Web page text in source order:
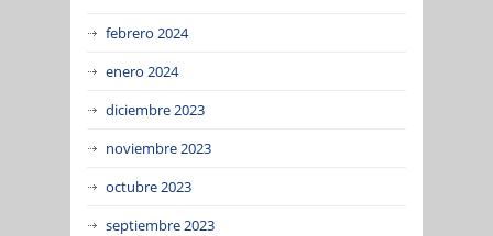
febrero 2024
enero 2024
diciembre 2023
noviembre 2023
octubre 2023
septiembre 2023